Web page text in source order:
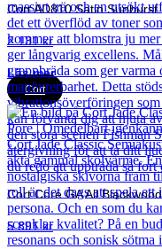
Cort AD810 Satin Sunburst
2 131kr
Läs mer
Cort
Cort Core GA All
5 891kr